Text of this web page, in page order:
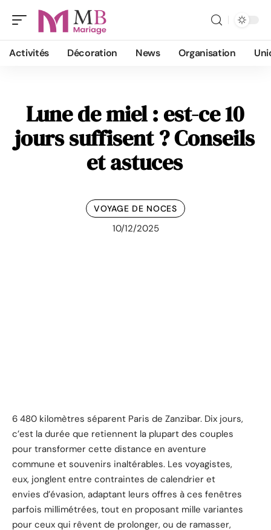
Activités Décoration News Organisation
Lune de miel : est-ce 10
jours suffisent ? Conseils
et astuces
VOYAGE DE NOCES
10/12/2025
6 480 kilomètres séparent Paris de Zanzibar. Dix jours,
c’est la durée que retiennent la plupart des couples
pour transformer cette distance en aventure
commune et souvenirs inaltérables. Les voyagistes,
eux, jonglent entre contraintes de calendrier et
envies d’évasion, adaptant leurs offres à ces fenêtres
parfois millimétrées, tout en proposant mille variantes
pour ceux qui rêvent de prolonger, ou de ramasser,